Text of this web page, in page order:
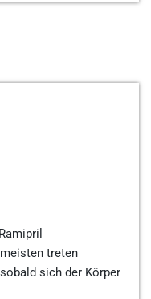
treten
sich der Körper